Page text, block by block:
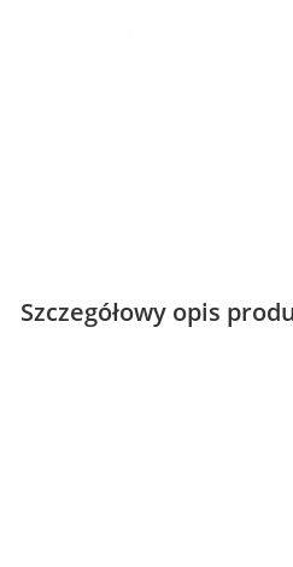
Szczegółowy opis